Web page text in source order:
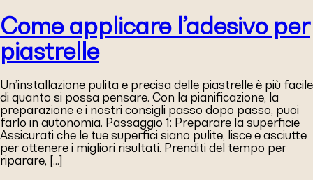
Come applicare l’adesivo per
piastrelle
Un’installazione pulita e precisa delle piastrelle è più facile
di quanto si possa pensare. Con la pianificazione, la
preparazione e i nostri consigli passo dopo passo, puoi
farlo in autonomia. Passaggio 1: Preparare la superficie
Assicurati che le tue superfici siano pulite, lisce e asciutte
per ottenere i migliori risultati. Prenditi del tempo per
riparare, […]